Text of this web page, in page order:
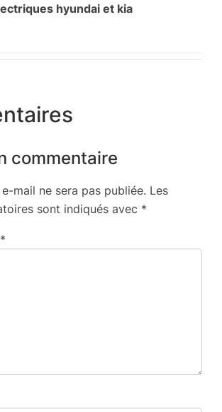
hyundai et kia
commentaire
mail ne sera pas publiée. Les
sont indiqués avec *
*